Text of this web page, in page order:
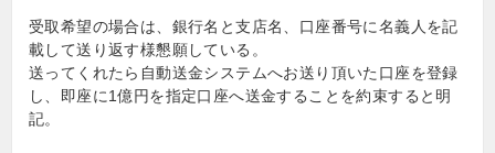
受取希望の場合は、銀行名と支店名、口座番号に名義人を記
載して送り返す様懇願している。
送ってくれたら自動送金システムへお送り頂いた口座を登録
し、即座に1億円を指定口座へ送金することを約束すると明
記。